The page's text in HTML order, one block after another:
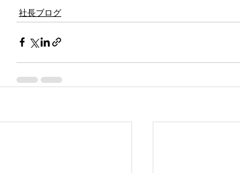
社長ブログ